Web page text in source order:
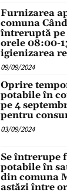
Furnizarea
comuna
întreruptă pe
orele 08:00-
igienizarea
09/09/2024
Oprire
potabile în
pe 4
pentru
03/09/2024
Se întrerupe
potabile în
din comuna
astăzi între